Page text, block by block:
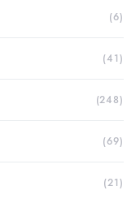
(6)
(41)
(248)
(69)
(21)